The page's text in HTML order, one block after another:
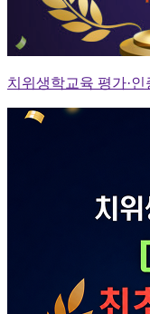
치위생학교육 평가·